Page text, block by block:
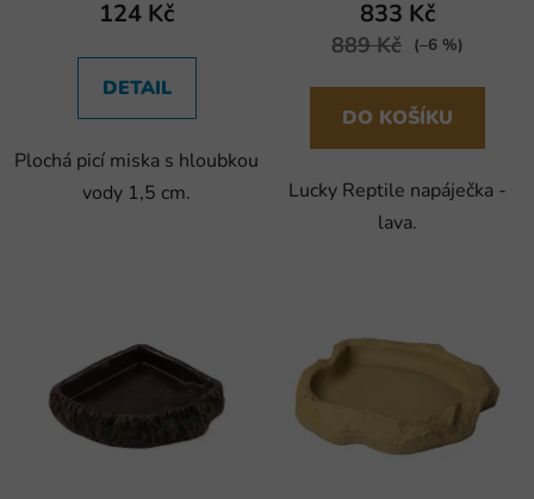
124 Kč
DETAIL
Plochá picí miska s hloubkou
vody 1,5 cm.
833 Kč
889 Kč (–6 %)
DO KOŠÍKU
Lucky Reptile napáječka -
lava.